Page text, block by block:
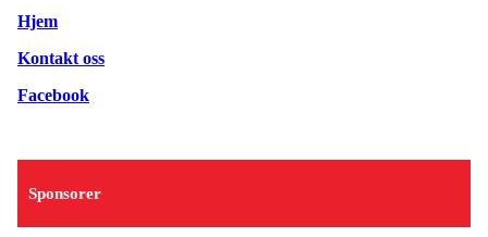
Hjem
Kontakt oss
Facebook
Sponsorer